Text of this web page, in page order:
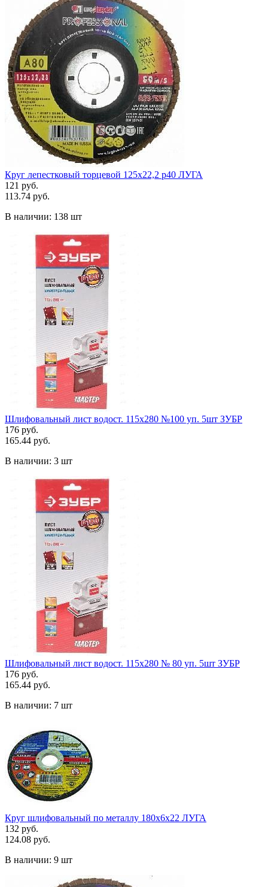
Круг лепестковый торцевой 125х22,2 р40 ЛУГА
121 руб.
113.74 руб.
В наличии: 138 шт
Шлифовальный лист водост. 115х280 №100 уп. 5шт ЗУБР
176 руб.
165.44 руб.
В наличии: 3 шт
Шлифовальный лист водост. 115х280 № 80 уп. 5шт ЗУБР
176 руб.
165.44 руб.
В наличии: 7 шт
Круг шлифовальный по металлу 180х6х22 ЛУГА
132 руб.
124.08 руб.
В наличии: 9 шт